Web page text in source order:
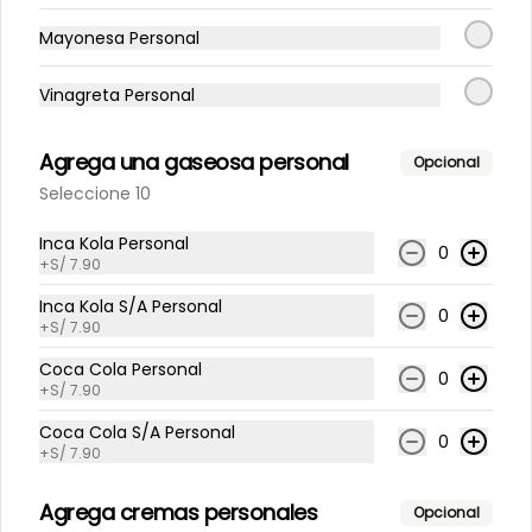
Conócenos
Despacho
Política de privacidad
Mayonesa Personal
Vinagreta Personal
Agrega una gaseosa personal Opcional
Seleccione 10
Inca Kola Personal
+S/ 7.90 0
Inca Kola S/A Personal
+S/ 7.90 0
Coca Cola Personal
+S/ 7.90 0
Coca Cola S/A Personal
+S/ 7.90 0
Agrega cremas personales Opcional